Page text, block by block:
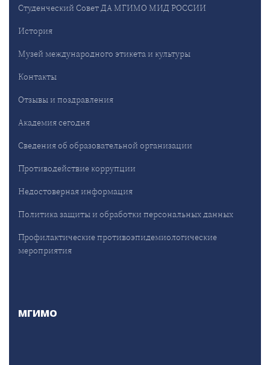
Студенческий Совет ДА МГИМО МИД РОССИИ
История
Музей международного этикета и культуры
Контакты
Отзывы и поздравления
Академия сегодня
Сведения об образовательной организации
Противодействие коррупции
Недостоверная информация
Политика защиты и обработки персональных данных
Профилактические противоэпидемиологические
мероприятия
МГИМО